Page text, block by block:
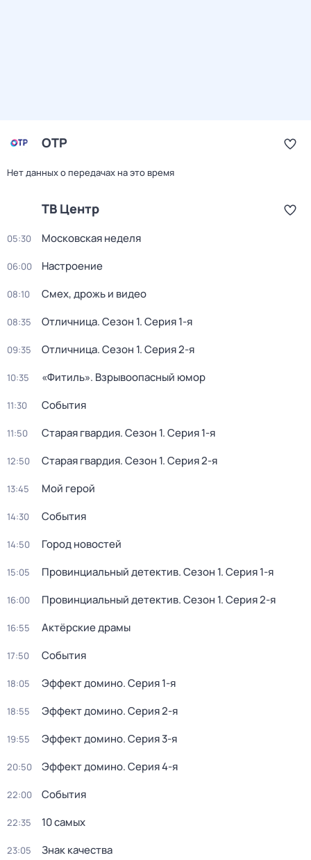
ОТР
Нет данных о передачах на это время
ТВ Центр
05:30 Московская неделя
06:00 Настроение
08:10 Смех, дрожь и видео
08:35 Отличница. Сезон 1. Серия 1-я
09:35 Отличница. Сезон 1. Серия 2-я
10:35 «Фитиль». Взрывоопасный юмор
11:30 События
11:50 Старая гвардия. Сезон 1. Серия 1-я
12:50 Старая гвардия. Сезон 1. Серия 2-я
13:45 Мой герой
14:30 События
14:50 Город новостей
15:05 Провинциальный детектив. Сезон 1. Серия 1-я
16:00 Провинциальный детектив. Сезон 1. Серия 2-я
16:55 Актёрские драмы
17:50 События
18:05 Эффект домино. Серия 1-я
18:55 Эффект домино. Серия 2-я
19:55 Эффект домино. Серия 3-я
20:50 Эффект домино. Серия 4-я
22:00 События
22:35 10 самых
23:05 Знак качества